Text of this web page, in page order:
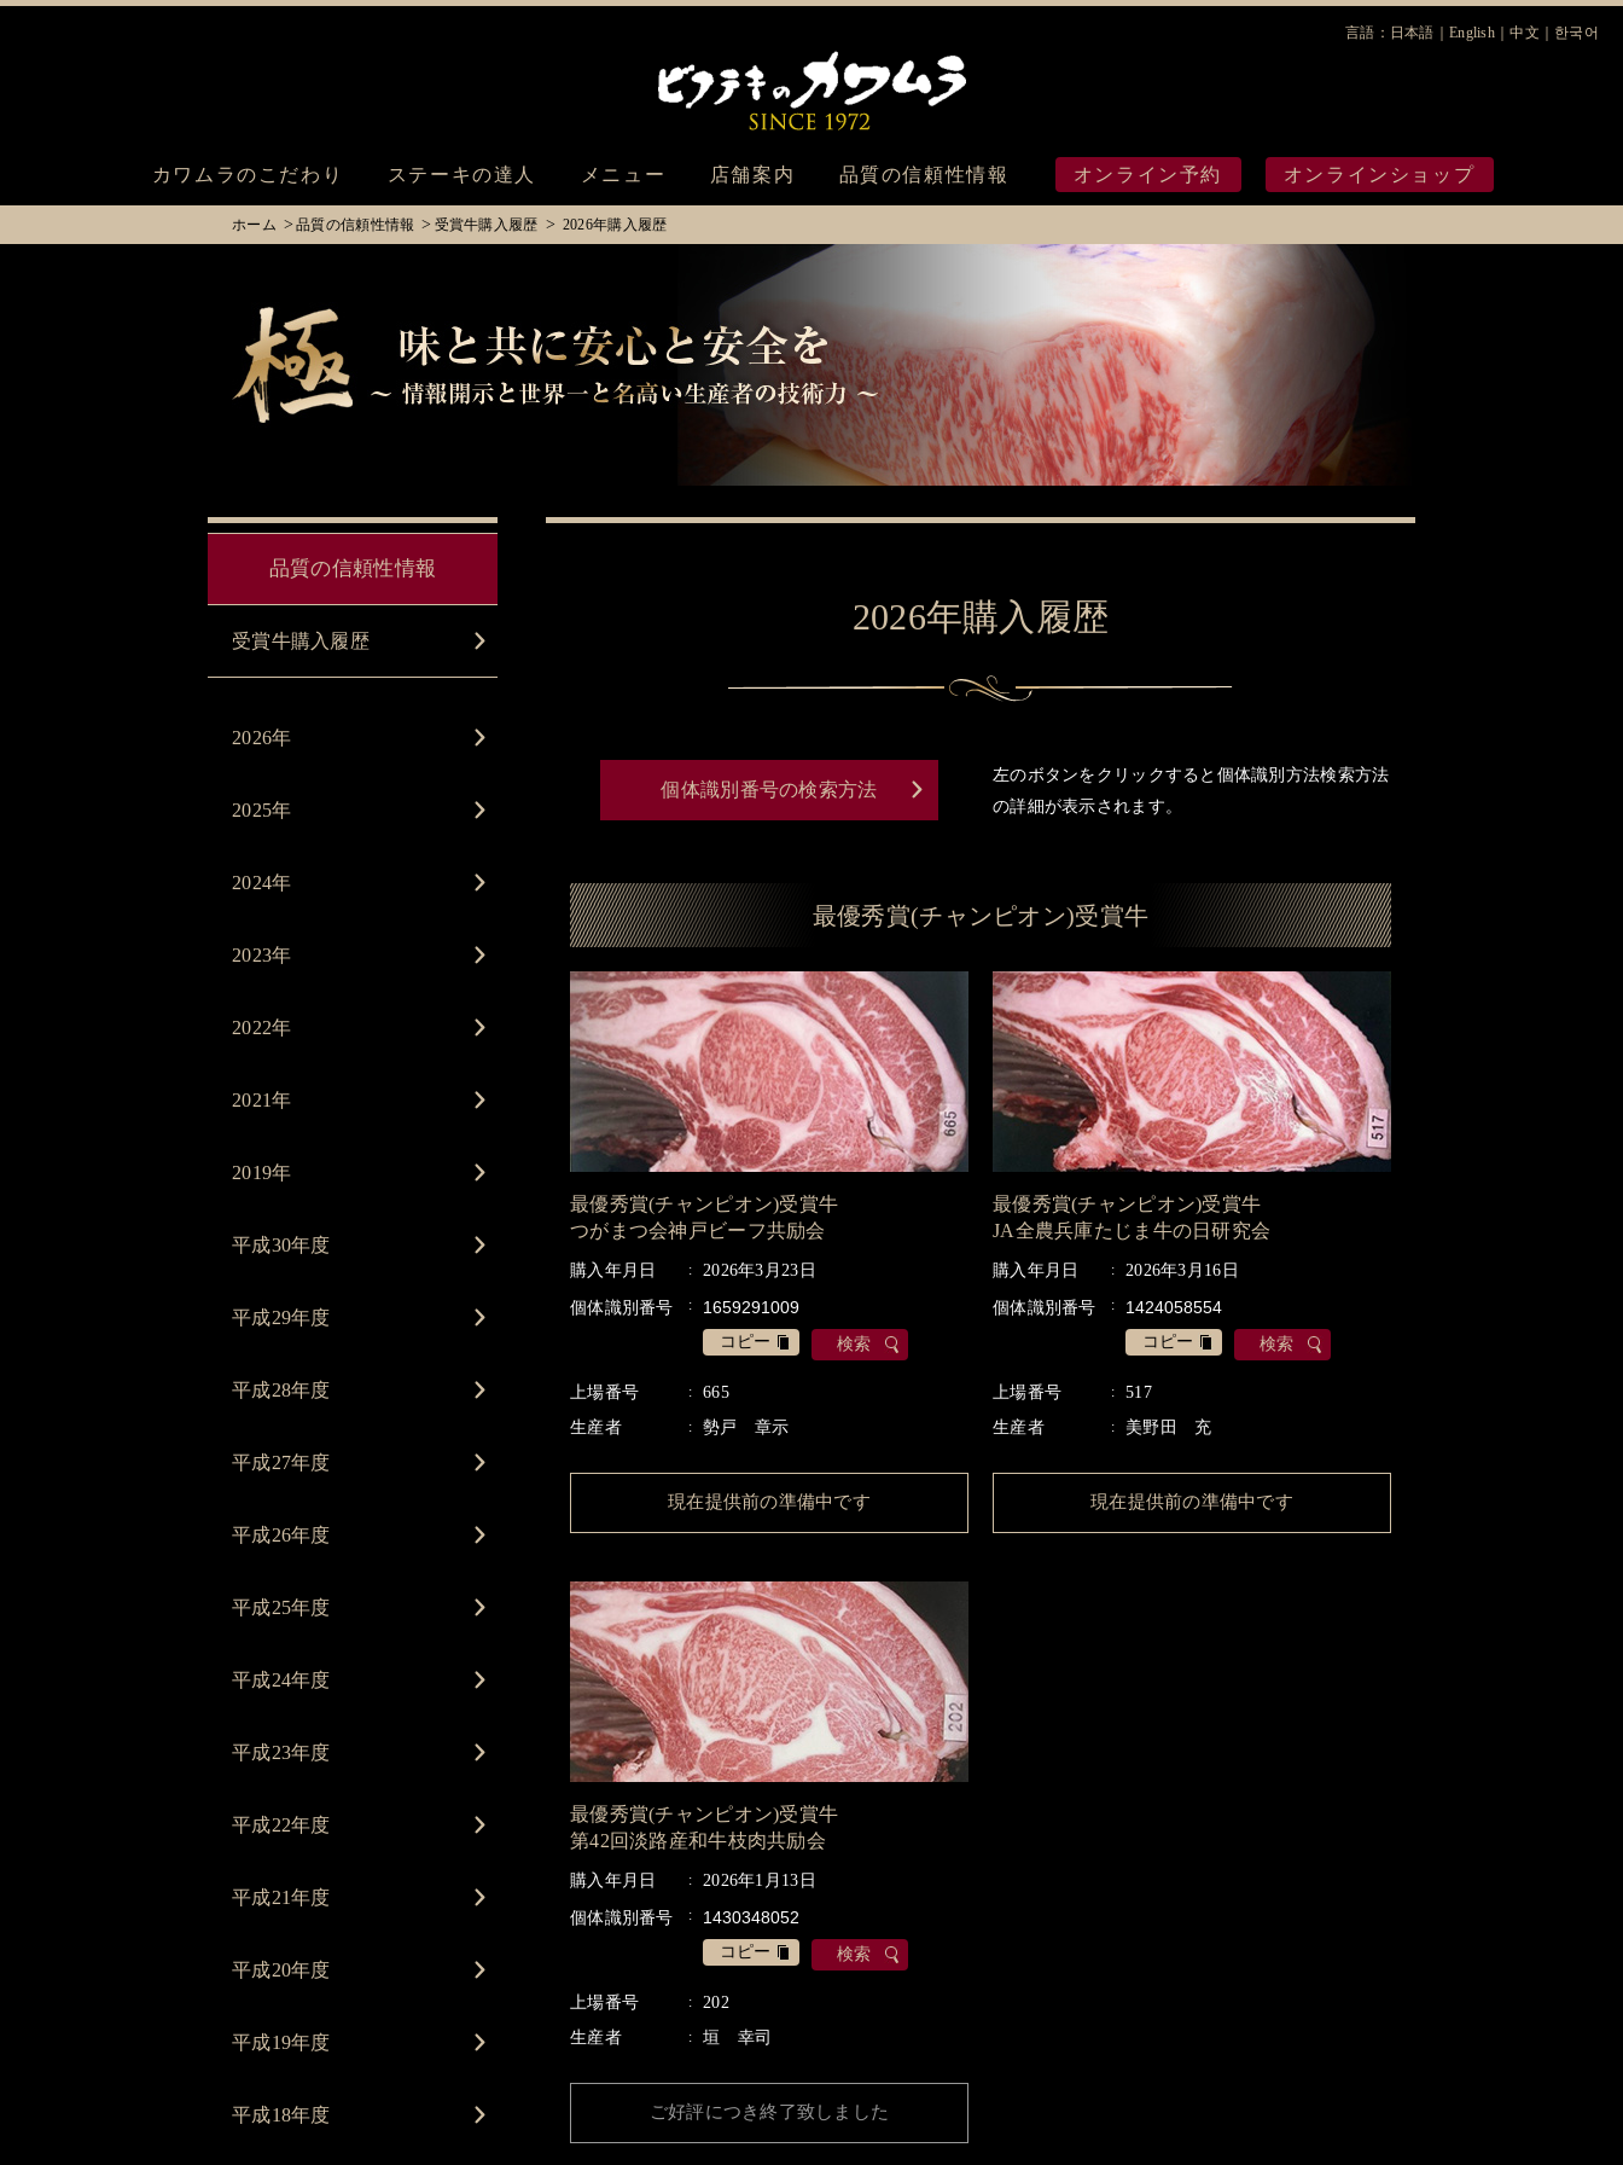
カワムラのこだわり ステーキの達人 メニュー 店舗案内 品質の信頼性情報 オンライン予約 オンラインショップ
言語： 日本語 ｜English ｜中文 한국어
ホーム 品質の信頼性情報 受賞牛購入履歴 2026年購入履歴
2026年購入履歴
個体識別番号の検索方法
左のボタンをクリックすると個体識別方法検索方法
の詳細が表示されます。
最優秀賞(チャンピオン)受賞牛
最優秀賞(チャンピオン)受賞牛
つがまつ会神戸ビーフ共励会
購入年月日 2026年3月23日
個体識別番号
コピー 検索
上場番号
665
生産者
勢戸 章示
現在提供前の準備中です
最優秀賞(チャンピオン)受賞牛
JA全農兵庫たじま牛の日研究会
購入年月日 2026年3月16日
個体識別番号
コピー 検索
上場番号
517
生産者
美野田 充
現在提供前の準備中です
最優秀賞(チャンピオン)受賞牛
第42回淡路産和牛枝肉共励会
購入年月日 2026年1月13日
個体識別番号
コピー 検索
上場番号
202
生産者
垣 幸司
ご好評につき終了致しました
品質の信頼性情報
受賞牛購入履歴
2026年
2025年
2024年
2023年
2022年
2021年
2019年
平成30年度
平成29年度
平成28年度
平成27年度
平成26年度
平成25年度
平成24年度
平成23年度
平成22年度
平成21年度
平成20年度
平成19年度
平成18年度